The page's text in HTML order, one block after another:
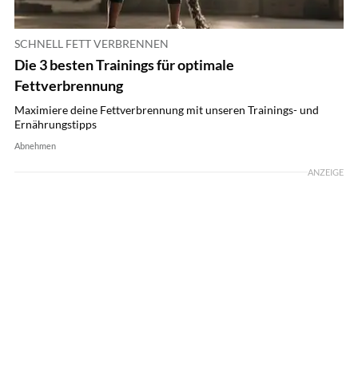
SCHNELL FETT VERBRENNEN
Die 3 besten Trainings für optimale
Fettverbrennung
Maximiere deine Fettverbrennung mit unseren Trainings- und
Ernährungstipps
Abnehmen
ANZEIGE